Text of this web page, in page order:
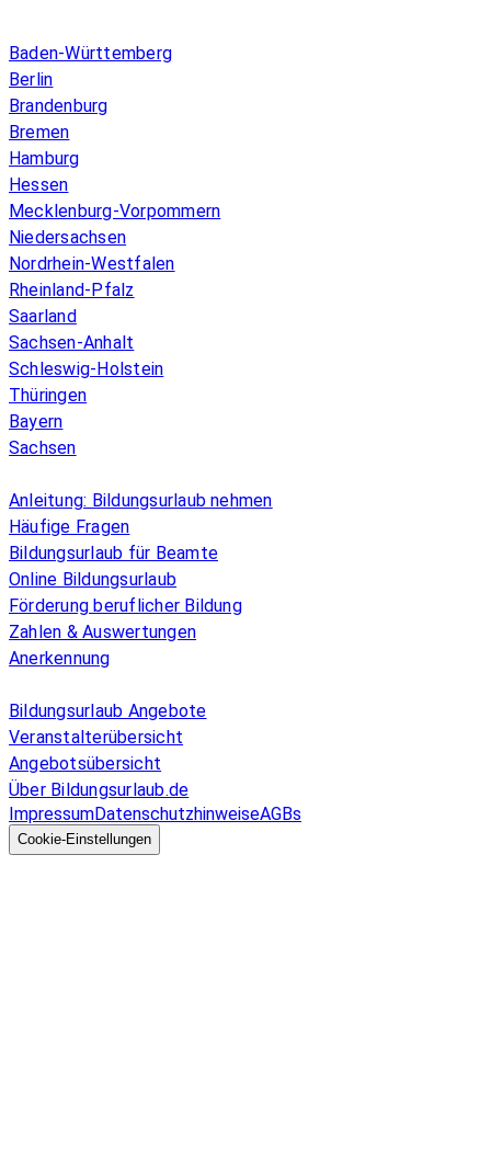
Baden-Württemberg
Berlin
Brandenburg
Bremen
Hamburg
Hessen
Mecklenburg-Vorpommern
Niedersachsen
Nordrhein-Westfalen
Rheinland-Pfalz
Saarland
Sachsen-Anhalt
Schleswig-Holstein
Thüringen
Bayern
Sachsen
Anleitung: Bildungsurlaub nehmen
Häufige Fragen
Bildungsurlaub für Beamte
Online Bildungsurlaub
Förderung beruflicher Bildung
Zahlen & Auswertungen
Anerkennung
Bildungsurlaub Angebote
Veranstalterübersicht
Angebotsübersicht
Über Bildungsurlaub.de
ImpressumDatenschutzhinweiseAGBs
Cookie-Einstellungen